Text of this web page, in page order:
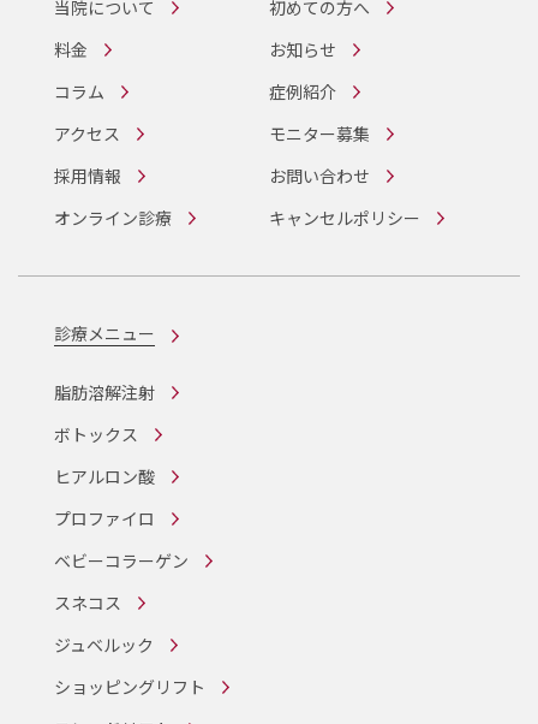
当院について
初めての方へ
料金
お知らせ
コラム
症例紹介
アクセス
モニター募集
採用情報
お問い合わせ
オンライン診療
キャンセルポリシー
診療メニュー
脂肪溶解注射
ボトックス
ヒアルロン酸
プロファイロ
ベビーコラーゲン
スネコス
ジュベルック
ショッピングリフト